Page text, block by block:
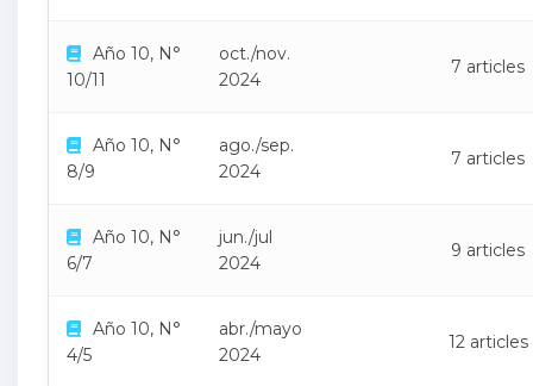
Año 10, N°
10/11
oct./nov.
2024
7 articles
Año 10, N°
8/9
ago./sep.
2024
7 articles
Año 10, N°
6/7
jun./jul
2024
9 articles
Año 10, N°
4/5
abr./mayo
2024
12 articles